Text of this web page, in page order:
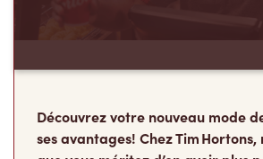
Découvrez votre nouveau mode
ses avantages! Chez Tim Hortons,